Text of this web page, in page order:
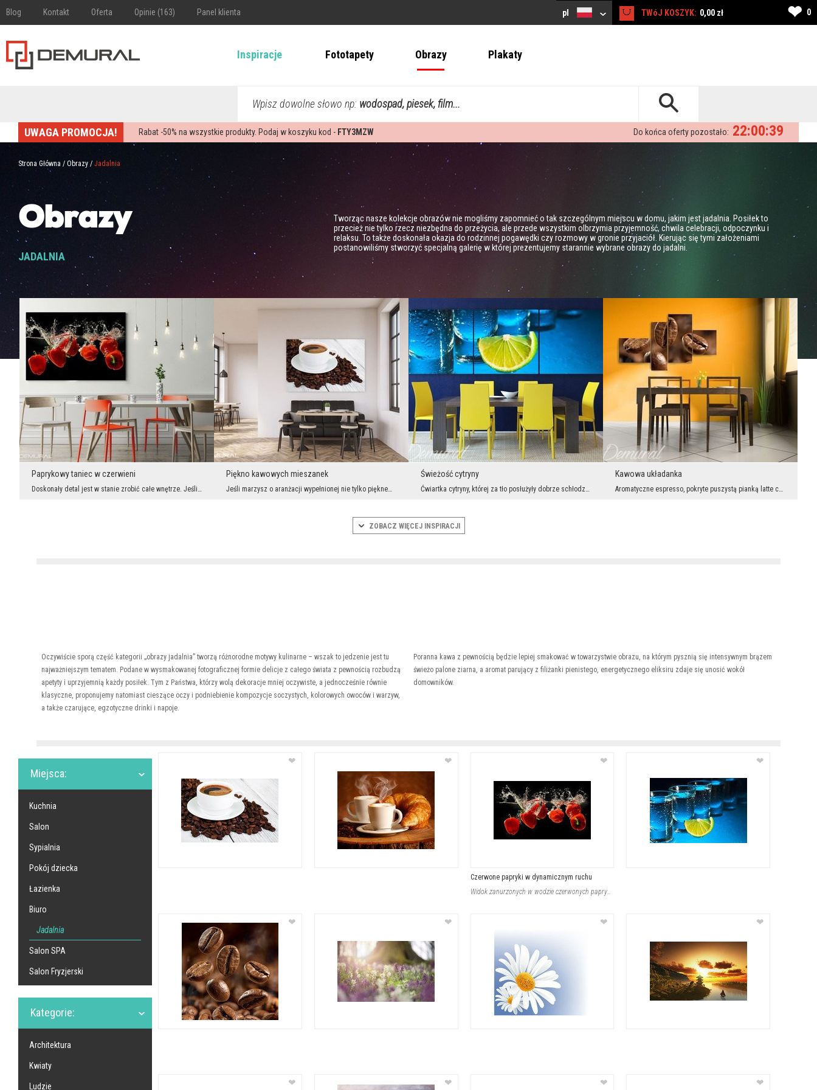
Blog Kontakt Oferta Opinie (163) Panel klienta pl TWóJ KOSZYK: 0,00 zł ❤ 0
Inspiracje Fototapety Obrazy Plakaty
Wpisz dowolne słowo np: wodospad, piesek, film...
UWAGA PROMOCJA! Rabat -50% na wszystkie produkty. Podaj w koszyku kod - FTY3MZW 22:00:37
Do końca oferty pozostało:
Strona Główna / Obrazy / Jadalnia
Obrazy
JADALNIA
Tworząc nasze kolekcje obrazów nie mogliśmy zapomnieć o tak szczególnym miejscu w domu, jakim jest jadalnia. Posiłek to
przecież nie tylko rzecz niezbędna do przeżycia, ale przede wszystkim olbrzymia przyjemność, chwila celebracji, odpoczynku i
relaksu. To także doskonała okazja do rodzinnej pogawędki czy rozmowy w gronie przyjaciół. Kierując się tymi założeniami
postanowiliśmy stworzyć specjalną galerię w której prezentujemy starannie wybrane obrazy do jadalni.
Paprykowy taniec w czerwieni
Doskonały detal jest w stanie zrobić całe wnętrze. Jeśli potrzebujesz odrobiny lekkości, świeżośc...
Piękno kawowych mieszanek
Jeśli marzysz o aranżacji wypełnionej nie tylko pięknem, ale i magią, powinieneś postawić na odpo...
Świeżość cytryny
Ćwiartka cytryny, której za tło posłużyły dobrze schłodzone szoty. Brakuje tylko rozsypanej koło ...
Kawowa układanka
Aromatyczne espresso, pokryte puszystą pianką latte czy cappuccino z dodatkiem słodkiej czekolady...
ZOBACZ WIĘCEJ INSPIRACJI
Oczywiście sporą część kategorii „obrazy jadalnia” tworzą różnorodne motywy kulinarne – wszak to jedzenie jest tu
najważniejszym tematem. Podane w wysmakowanej fotograficznej formie delicje z całego świata z pewnością rozbudzą
apetyty i uprzyjemnią każdy posiłek. Tym z Państwa, którzy wolą dekoracje mniej oczywiste, a jednocześnie równie
klasyczne, proponujemy natomiast cieszące oczy i podniebienie kompozycje soczystych, kolorowych owoców i warzyw,
a także czarujące, egzotyczne drinki i napoje.
Poranna kawa z pewnością będzie lepiej smakować w towarzystwie obrazu, na którym pysznią się intensywnym brązem
świeżo palone ziarna, a aromat parujący z filiżanki pienistego, energetycznego eliksiru zdaje się unosić wokół
domowników.
Miejsca:
Kuchnia
Salon
Sypialnia
Pokój dziecka
Łazienka
Biuro
Jadalnia
Salon SPA
Salon Fryzjerski
Kategorie:
Architektura
Kwiaty
Ludzie
❤ ❤ ❤
Czerwone papryki w dynamicznym ruchu
Widok zanurzonych w wodzie czerwonych papryk, otoczonych pęcherzykami powietrza
❤
❤ ❤ ❤ ❤
❤ ❤ ❤ ❤